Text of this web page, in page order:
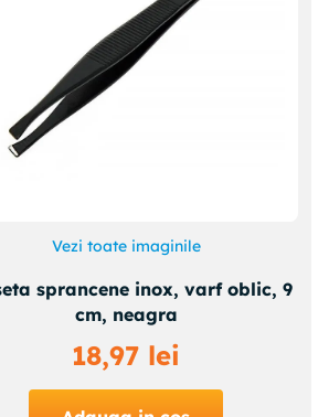
Vezi toate imaginile
sprancene inox, varf oblic, 9
cm, neagra
18,97 lei